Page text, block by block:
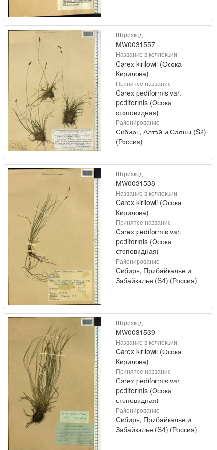
Штрихкод
MW0031557
Название в коллекции
Carex kirilowii (Осока
Кирилова)
Принятое название
Carex pediformis var.
pediformis (Осока
стоповидная)
Районирование
Сибирь, Алтай и Саяны (S2)
(Россия)
Штрихкод
MW0031538
Название в коллекции
Carex kirilowii (Осока
Кирилова)
Принятое название
Carex pediformis var.
pediformis (Осока
стоповидная)
Районирование
Сибирь, Прибайкалье и
Забайкалье (S4) (Россия)
Штрихкод
MW0031539
Название в коллекции
Carex kirilowii (Осока
Кирилова)
Принятое название
Carex pediformis var.
pediformis (Осока
стоповидная)
Районирование
Сибирь, Прибайкалье и
Забайкалье (S4) (Россия)